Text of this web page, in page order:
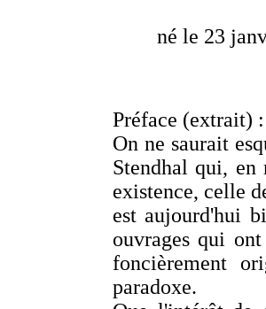
né le 23
Préface (extrait) :
On ne saurait
Stendhal qui,
existence, celle
est aujourd'hui
ouvrages qui
foncièrement
paradoxe.